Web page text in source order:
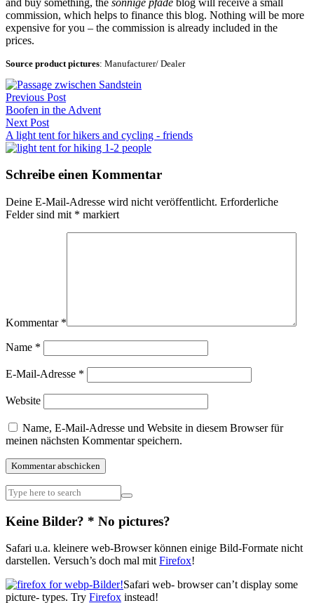
commission, which helps to finance this blog. Nothing will be more
expensive for you – the commission is already included in the
prices.
Source product pictures: Manufacturer/ Dealer
Beitragsnavigation
Previous Post
Boofen in the Advent
Next Post
A light tent for hikers and cycling - friends
Schreibe einen Kommentar
Deine E-Mail-Adresse wird nicht veröffentlicht. Erforderliche
Felder sind mit * markiert
Kommentar *
Name *
E-Mail-Adresse *
Website
Name, E-Mail-Adresse und Website in diesem Browser für
meinen nächsten Kommentar speichern.
Keine Bilder? * No pictures?
Safari u.a. kleinere web-Browser können einige Bild-Formate nicht
darstellen. Versuch’s doch mal mit Firefox!
Safari web- browser can’t display some
picture- types. Try Firefox instead!